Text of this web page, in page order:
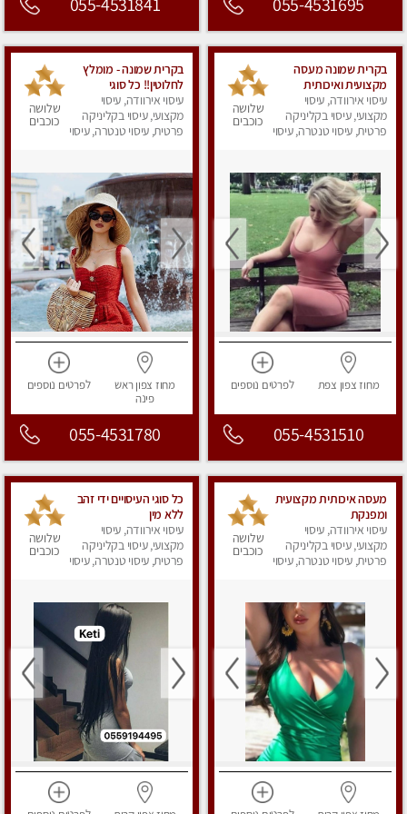
055-4531695
055-4531841
בקרית שמונה מעסה
מקצועית ואיכותית
פרטי!!!מומלץ לחלוטין!!!!
עיסוי אירוודה, עיסוי
מקצועי, עיסוי בקליניקה
פרטית, עיסוי טנטרה, עיסוי
שלושה
כוכבים
מחוז צפון צפת לפרטים נוספים
055-4531510
בקרית שמונה - מומלץ
לחלוטין!! כל סוגי
העיסויים מעסה מקצועית
ואיכותית פרטי!!!
עיסוי אירוודה, עיסוי
מקצועי, עיסוי בקליניקה
פרטית, עיסוי טנטרה, עיסוי
שלושה
כוכבים
מחוז צפוןראש
פינה
לפרטים נוספים
055-4531780
מעסה איכותית מקצועית
ומפנקת
עיסוי אירוודה, עיסוי
מקצועי, עיסוי בקליניקה
פרטית, עיסוי טנטרה, עיסוי
שלושה
כוכבים
כל סוגי העיסויים ידי זהב
ללא מין
עיסוי אירוודה, עיסוי
מקצועי, עיסוי בקליניקה
פרטית, עיסוי טנטרה, עיסוי
שלושה
כוכבים